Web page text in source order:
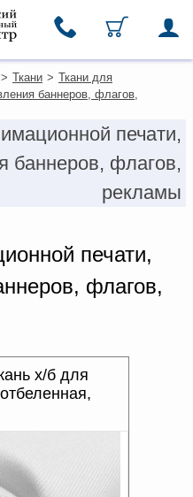
> Ткани > Ткани для
баннеров, флагов,
печати,
баннеров, флагов,
рекламы
печати,
флагов,
х/б для